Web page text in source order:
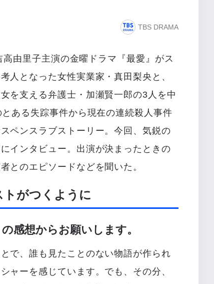
TBS DRAMA
由里子主演の金曜ドラマ『最愛』がス
人となった女性実業家・真田梨央と、
を支える弁護士・加瀬賢一郎の3人を中
ある失踪事件から現在の連続殺人事件
ペンスラブストーリー。今回、気鋭の
インタビュー。出演が決まったときの
とのエピソードなどを聞いた。
がつくように
感想からお願いします。
で、誰も見たことのない物語が作られ
ャーを感じています。でも、その分、